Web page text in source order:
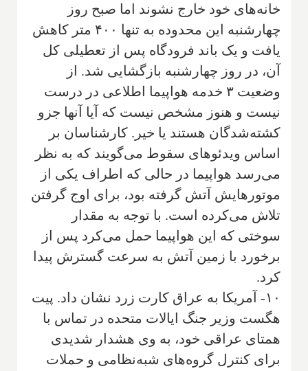
خانه‌های خود خارج نشوند اما صبح روز
چهارشنبه این محدوده به تنها ۴۰۰ متر کاهش
یافت و یک باند فرودگاه پس از تعطیلی کل
آن، در روز چهارشنبه بازگشایی شد. از
وضعیت ۳ خدمه هواپیما اطلاعی در درست
نیست و هنوز مشخص نیست که آیا آنها جزو
کشته‌شدگان هستند یا خیر. کارشناسان بر
اساس ویدئوهای سقوط می‌گویند که به نظر
می‌رسد هواپیما در حالی که اطراف یکی از
موتورهایش آتش گرفته بود، برای اوج گرفتن
تلاش می‌کرده است. با توجه به مقدار
سوختی که این هواپیما حمل می‌کرد پس از
برخورد با زمین آتش به سرعت گسترش پیدا
کرد.
۱۰- آمریکا به عراق کارت زرد نشان داد. پیت
هگست وزیر جنگ ایالات متحده در تماس با
همتای عراقی خود، به وی هشدار شدیدی
برای کنترل گروه‌های شبه‌نظامی و حملات